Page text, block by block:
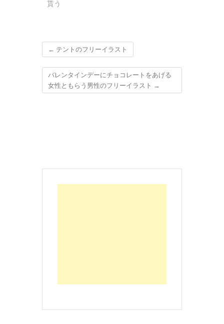
貰う
← テントのフリーイラスト
バレンタインデーにチョコレートをあげる
女性ともらう男性のフリーイラスト →